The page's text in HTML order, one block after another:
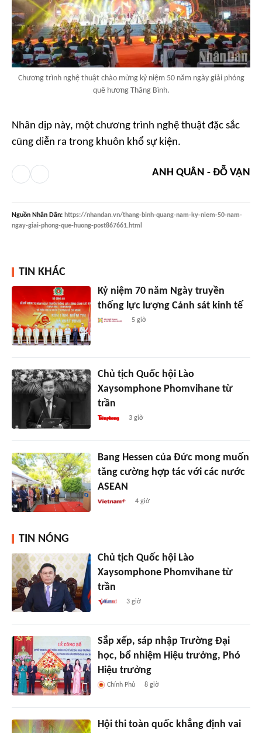
Chương trình nghệ thuật chào mừng kỷ niệm 50 năm ngày giải phóng
quê hương Thăng Bình.
Nhân dịp này, một chương trình nghệ thuật đặc sắc
cũng diễn ra trong khuôn khổ sự kiện.
ANH QUÂN - ĐỖ VẠN
Nguồn Nhân Dân: https://nhandan.vn/thang-binh-quang-nam-ky-niem-50-nam-
ngay-giai-phong-que-huong-post867661.html
TIN KHÁC
Kỷ niệm 70 năm Ngày truyền
thống lực lượng Cảnh sát kinh tế
5 giờ
Chủ tịch Quốc hội Lào
Xaysomphone Phomvihane từ
trần
3 giờ
Bang Hessen của Đức mong muốn
tăng cường hợp tác với các nước
ASEAN
4 giờ
TIN NÓNG
Chủ tịch Quốc hội Lào
Xaysomphone Phomvihane từ
trần
3 giờ
Sắp xếp, sáp nhập Trường Đại
học, bổ nhiệm Hiệu trưởng, Phó
Hiệu trưởng
Chính Phủ 8 giờ
Hội thi toàn quốc khẳng định vai